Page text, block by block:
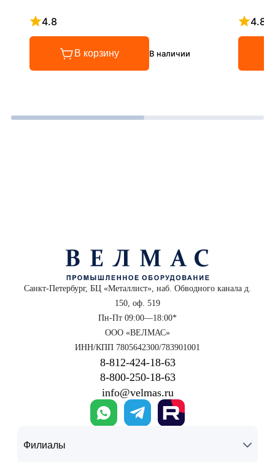
4.8
Рейтинг 4.8 из 5
В корзину В наличии
4.8
Санкт-Петербург, БЦ «Металлист», наб. Обводного канала д.
150, оф. 519
Пн-Пт 09:00—18:00*
ООО «ВЕЛМАС»
ИНН/КПП 7805642300/783901001
8‑812‑424‑18‑63
8‑800‑250‑18‑63
info@velmas.ru
Филиалы